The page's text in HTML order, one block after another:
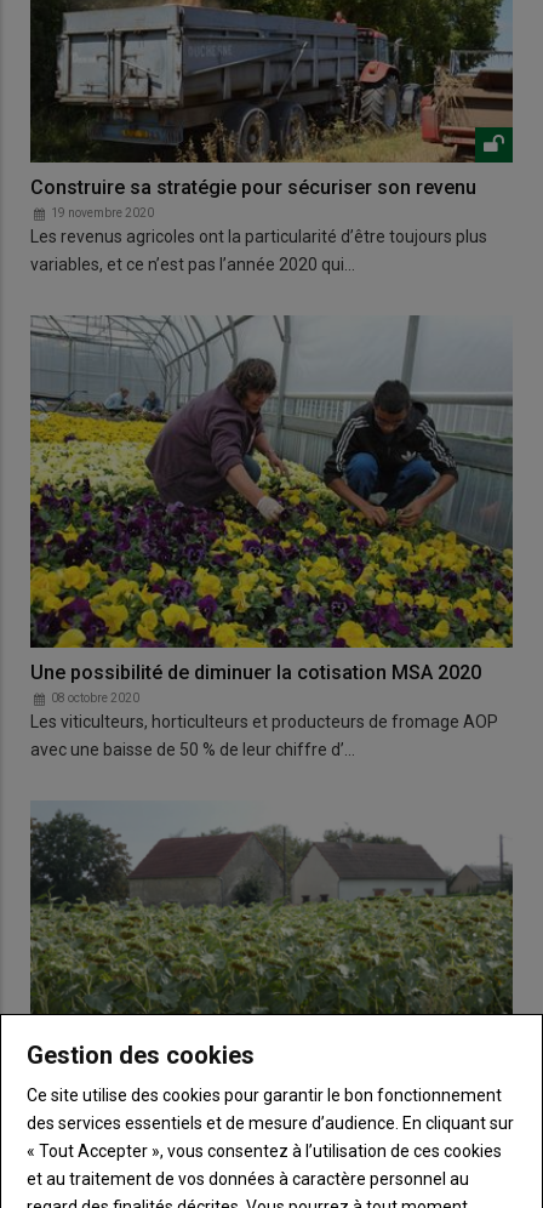
Construire sa stratégie pour sécuriser son revenu
19 novembre 2020
Les revenus agricoles ont la particularité d’être toujours plus
variables, et ce n’est pas l’année 2020 qui…
Une possibilité de diminuer la cotisation MSA 2020
08 octobre 2020
Les viticulteurs, horticulteurs et producteurs de fromage AOP
avec une baisse de 50 % de leur chiffre d’…
Le sort des bâtiments d’exploitation lors de la
constitution d’une société
Gestion des cookies
Ce site utilise des cookies pour garantir le bon fonctionnement
des services essentiels et de mesure d’audience. En cliquant sur
« Tout Accepter », vous consentez à l’utilisation de ces cookies
et au traitement de vos données à caractère personnel au